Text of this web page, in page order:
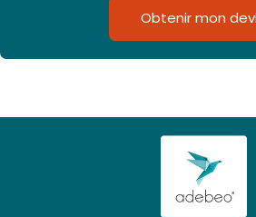
Obtenir mon